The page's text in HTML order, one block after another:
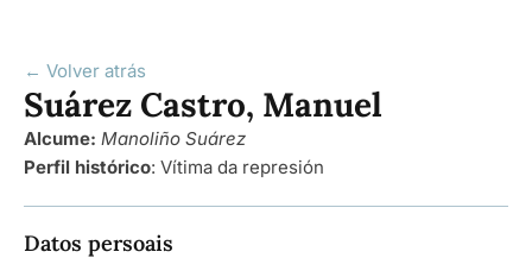
← Volver atrás
Suárez Castro, Manuel
Alcume: Manoliño Suárez
Perfil histórico: Vítima da represión
Datos persoais